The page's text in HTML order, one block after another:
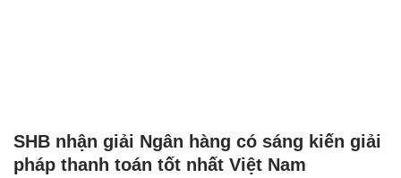
SHB nhận giải Ngân hàng có sáng kiến giải
pháp thanh toán tốt nhất Việt Nam